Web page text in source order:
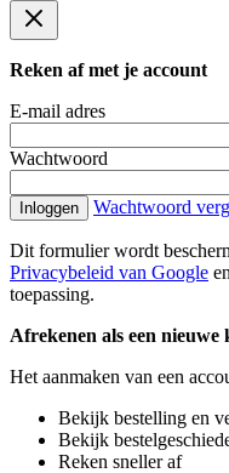
Reken af met je account
E-mail adres
Wachtwoord
Inloggen Wachtwoord
Dit formulier wordt
Privacybeleid van Google en
toepassing.
Afrekenen als een nieuwe
Het aanmaken van een
Bekijk bestelling en
Bekijk
Reken sneller af